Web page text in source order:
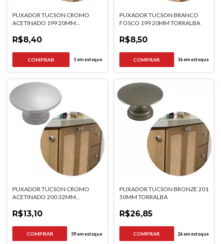
PUXADOR TUCSON CROMO
ACETINADO 199 20MM
R$8,40
1 em estoque
PUXADOR TUCSON BRANCO
FOSCO 199 20MM TORRALBA
R$8,50
16em estoque
PUXADOR TUCSON CROMO
ACETINADO 200 32MM
R$13,10
39em estoque
PUXADOR TUCSON BRONZE 201
50MM TORRALBA
R$26,85
26em estoque